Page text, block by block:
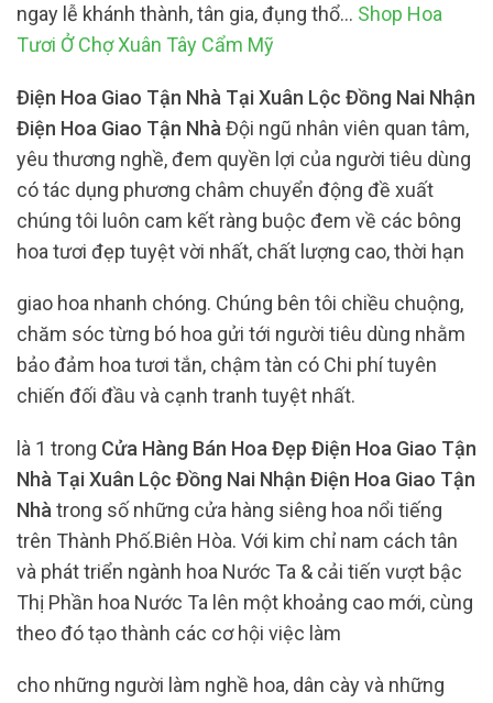
ngay lễ khánh thành, tân gia, đụng thổ… Shop Hoa
Tươi Ở Chợ Xuân Tây Cẩm Mỹ
Điện Hoa Giao Tận Nhà Tại Xuân Lộc Đồng Nai Nhận
Điện Hoa Giao Tận Nhà Đội ngũ nhân viên quan tâm,
yêu thương nghề, đem quyền lợi của người tiêu dùng
có tác dụng phương châm chuyển động đề xuất
chúng tôi luôn cam kết ràng buộc đem về các bông
hoa tươi đẹp tuyệt vời nhất, chất lượng cao, thời hạn
giao hoa nhanh chóng. Chúng bên tôi chiều chuộng,
chăm sóc từng bó hoa gửi tới người tiêu dùng nhằm
bảo đảm hoa tươi tắn, chậm tàn có Chi phí tuyên
chiến đối đầu và cạnh tranh tuyệt nhất.
là 1 trong Cửa Hàng Bán Hoa Đẹp Điện Hoa Giao Tận
Nhà Tại Xuân Lộc Đồng Nai Nhận Điện Hoa Giao Tận
Nhà trong số những cửa hàng siêng hoa nổi tiếng
trên Thành Phố.Biên Hòa. Với kim chỉ nam cách tân
và phát triển ngành hoa Nước Ta & cải tiến vượt bậc
Thị Phần hoa Nước Ta lên một khoảng cao mới, cùng
theo đó tạo thành các cơ hội việc làm
cho những người làm nghề hoa, dân cày và những